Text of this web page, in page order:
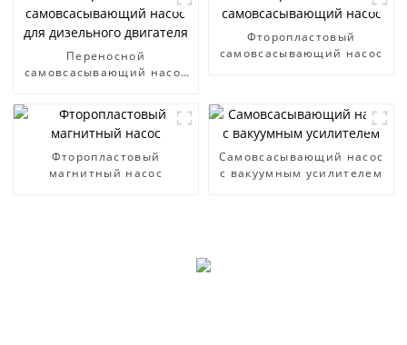
Переносной
самовсасывающий насос
Фторопластовый
самовсасывающий насос
Фторопластовый
магнитный насос
Самовсасывающий насос
с вакуумным усилителем